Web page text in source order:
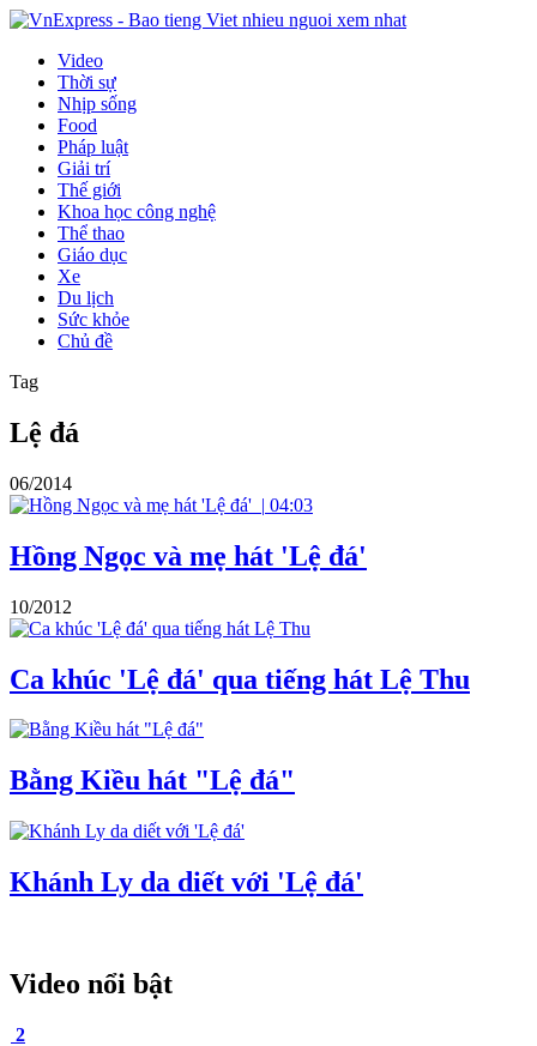
Video
Thời sự
Nhịp sống
Food
Pháp luật
Giải trí
Thế giới
Khoa học công nghệ
Thể thao
Giáo dục
Xe
Du lịch
Sức khỏe
Chủ đề
Tag
Lệ đá
06/2014
| 04:03
Hồng Ngọc và mẹ hát 'Lệ đá'
10/2012
Ca khúc 'Lệ đá' qua tiếng hát Lệ Thu
Bằng Kiều hát "Lệ đá"
Khánh Ly da diết với 'Lệ đá'
Video nổi bật
2